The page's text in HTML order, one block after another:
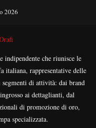
2026
indipendente che riunisce le
italiana, rappresentative delle
di attività: dai brand
ai dettaglianti, dal
di promozione di oro,
specializzata.